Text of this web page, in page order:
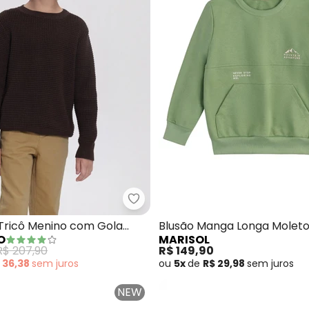
Tricot Bebê Mix Cores (Multicores)Alakazoo - Blusão de Tricô
Menino com Gola
207,90
36,38sem juros
Blusão Manga Longa
(Verde)
MARISOL
R$ 149,90
ou 5xde R$ 29,98 sem juros
NEW